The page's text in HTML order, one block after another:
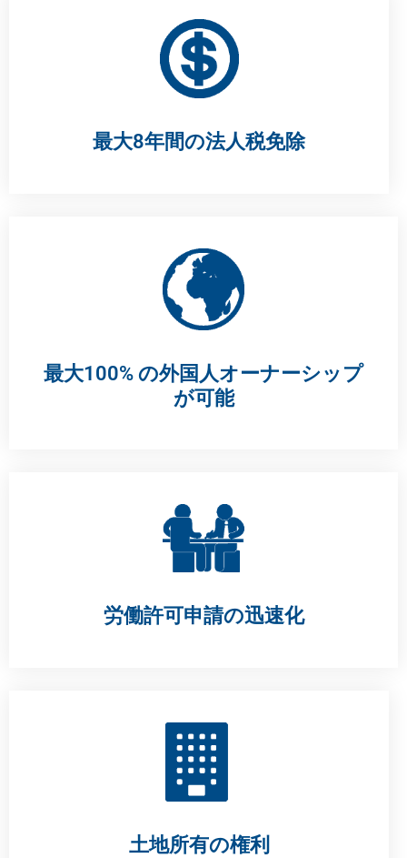
最大8年間の法人税免除
最大100% の外国人オーナーシップ
が可能
労働許可申請の迅速化
土地所有の権利